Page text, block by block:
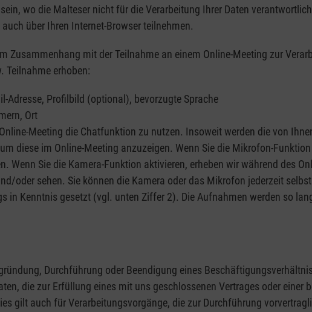
wo die Malteser nicht für die Verarbeitung Ihrer Daten
über Ihren Internet-Browser teilnehmen.
Zusammenhang mit der Teilnahme an einem Online-Meeting zur
Teilnahme erhoben:
Adresse, Profilbild (optional), bevorzugte Sprache
Ort
Meeting die Chatfunktion zu nutzen. Insoweit werden die von
diese im Online-Meeting anzuzeigen. Wenn Sie die Mikrofon-
Wenn Sie die Kamera-Funktion aktivieren, erheben wir während des
oder sehen. Sie können die Kamera oder das Mikrofon jederzeit
in Kenntnis gesetzt (vgl. unten Ziffer 2). Die Aufnahmen werden so
Durchführung oder Beendigung eines
die zur Erfüllung eines mit uns geschlossenen Vertrages oder einer
gilt auch für Verarbeitungsvorgänge, die zur Durchführung